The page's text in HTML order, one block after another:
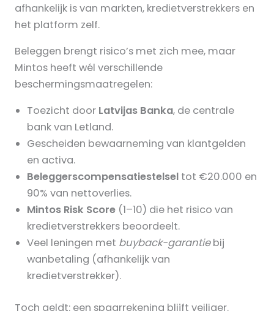
afhankelijk is van markten, kredietverstrekkers en
het platform zelf.
Beleggen brengt risico’s met zich mee, maar
Mintos heeft wél verschillende
beschermingsmaatregelen:
Toezicht door Latvijas Banka, de centrale
bank van Letland.
Gescheiden bewaarneming van klantgelden
en activa.
Beleggerscompensatiestelsel tot €20.000 en
90% van nettoverlies.
Mintos Risk Score (1–10) die het risico van
kredietverstrekkers beoordeelt.
Veel leningen met buyback-garantiebij
wanbetaling (afhankelijk van
kredietverstrekker).
Toch geldt: een spaarrekening blijft veiliger.